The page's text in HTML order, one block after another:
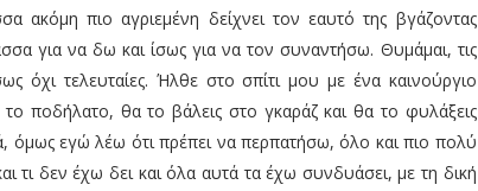
πιο αγριεμένη δείχνει τον εαυτό της βγάζοντας
για να δω και ίσως για να τον συναντήσω. Θυμάμαι, τις
όχι τελευταίες. Ήλθε στο σπίτι μου με ένα καινούργιο
ποδήλατο, θα το βάλεις στο γκαράζ και θα το φυλάξεις
όμως εγώ λέω ότι πρέπει να περπατήσω, όλο και πιο πολύ
δεν έχω δει και όλα αυτά τα έχω συνδυάσει, με τη δική